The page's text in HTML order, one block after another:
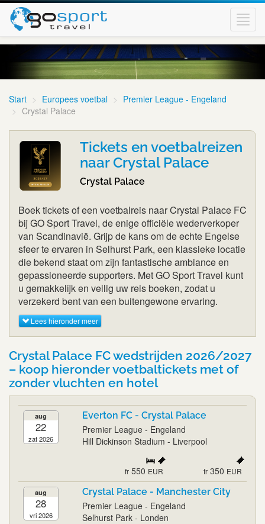
Start Europees voetbal
Premier League - Engeland
Crystal Palace
Tickets en voetbalreizen
naar Crystal Palace
Crystal Palace
Boek tickets of een voetbalreis naar Crystal Palace FC
bij GO Sport Travel, de enige officiële wederverkoper
van Scandinavië. Grijp de kans om de echte Engelse
sfeer te ervaren in Selhurst Park, een klassieke locatie
die bekend staat om zijn fantastische ambiance en
gepassioneerde supporters. Met GO Sport Travel kunt
u gemakkelijk en veilig uw reis boeken, zodat u
verzekerd bent van een buitengewone ervaring.
Lees hieronder meer
Crystal Palace FC wedstrijden 2026/2027
– koop hieronder voetbaltickets met of
zonder vluchten en hotel
aug
22
zat 2026
Everton FC - Crystal Palace
Premier League - Engeland
Hill Dickinson Stadium - Liverpool
fr 550 EUR fr 350 EUR
aug
28
vri 2026
Crystal Palace - Manchester City
Premier League - Engeland
Selhurst Park - Londen